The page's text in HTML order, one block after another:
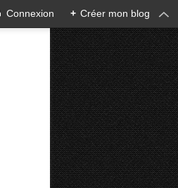
Connexion + Créer mon blog